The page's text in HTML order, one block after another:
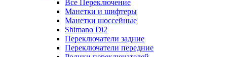
Все Переключение
Манетки и шифтеры
Манетки шоссейные
Shimano Di2
Переключатели задние
Переключатели передние